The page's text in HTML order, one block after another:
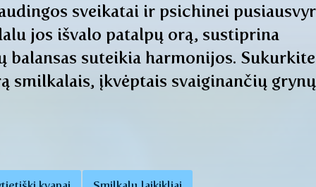
sveikatai ir psichinei
jos išvalo patalpų orą, sustiprina
balansas suteikia harmonijos. Sukurkite
smilkalais, įkvėptais svaiginančių grynų